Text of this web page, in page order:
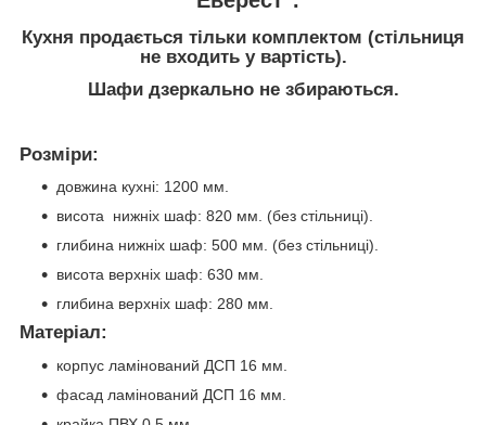
Кухня продається тільки комплектом (стільниця
не входить у вартість).
Шафи дзеркально не збираються.
Розміри:
довжина кухні: 1200 мм.
висота нижніх шаф: 820 мм. (без стільниці).
глибина нижніх шаф: 500 мм. (без стільниці).
висота верхніх шаф: 630 мм.
глибина верхніх шаф: 280 мм.
Матеріал:
корпус ламінований ДСП 16 мм.
фасад ламінований ДСП 16 мм.